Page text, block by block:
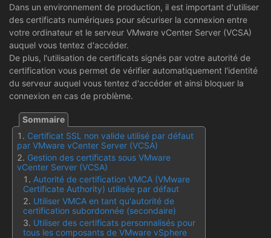
Dans un environnement de production, il est important d'utiliser
des certificats numériques pour sécuriser la connexion entre
votre ordinateur et le serveur VMware vCenter Server (VCSA)
auquel vous tentez d'accéder.
De plus, l'utilisation de certificats signés par votre autorité de
certification vous permet de vérifier automatiquement l'identité
du serveur auquel vous tentez d'accéder et ainsi bloquer la
connexion en cas de problème.
Certificat SSL non valide utilisé par défaut
par VMware vCenter Server (VCSA)
Gestion des certificats sous VMware
vCenter Server (VCSA)
Autorité de certification VMCA (VMware
Certificate Authority) utilisée par défaut
Utiliser VMCA en tant qu'autorité de
certification subordonnée (secondaire)
Utiliser des certificats personnalisés pour
tous les composants de VMware vSphere